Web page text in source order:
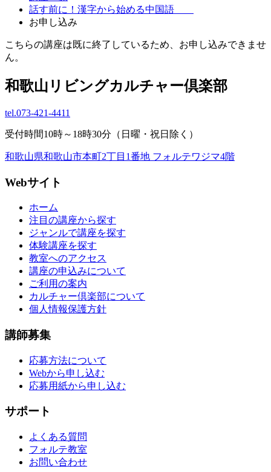
話す前に！漢字から始める中国語
お申し込み
こちらの講座は既に終了しているため、お申し込みできませ
ん。
和歌山リビングカルチャー倶楽部
tel.073-421-4411
受付時間10時～18時30分（日曜・祝日除く）
和歌山県和歌山市本町2丁目1番地 フォルテワジマ4階
Webサイト
ホーム
注目の講座から探す
ジャンルで講座を探す
体験講座を探す
教室へのアクセス
講座の申込みについて
ご利用の案内
カルチャー倶楽部について
個人情報保護方針
講師募集
応募方法について
Webから申し込む
応募用紙から申し込む
サポート
よくある質問
フォルテ教室
お問い合わせ